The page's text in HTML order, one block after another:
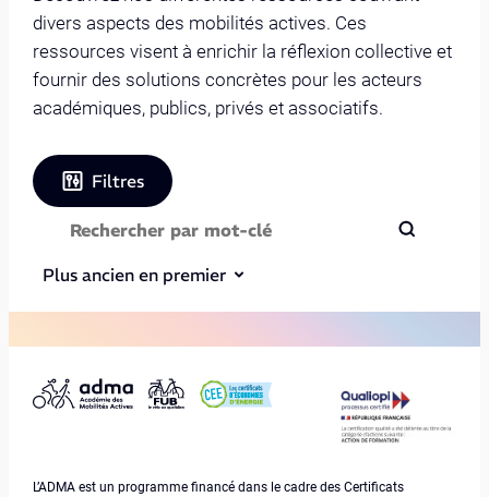
divers aspects des mobilités actives. Ces
ressources visent à enrichir la réflexion collective et
fournir des solutions concrètes pour les acteurs
académiques, publics, privés et associatifs.
Filtres
Plus ancien en premier
L’ADMA est un programme financé dans le cadre des Certificats